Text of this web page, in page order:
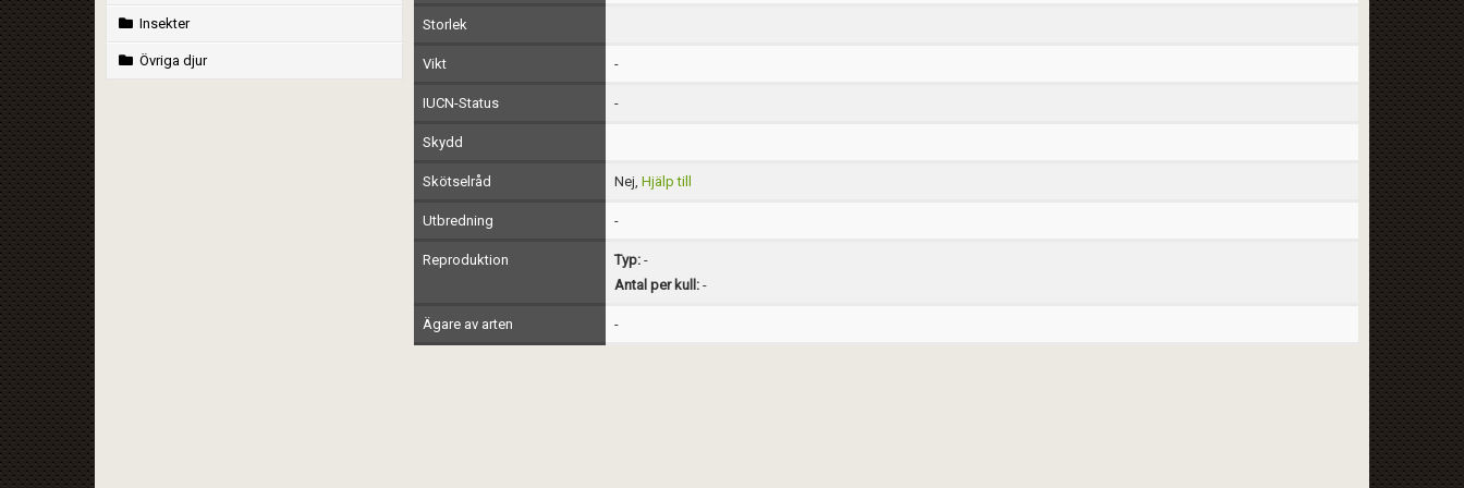
Insekter
Övriga djur
Storlek
Vikt -
IUCN-Status -
Skydd
Skötselråd Nej, Hjälp till
Utbredning -
Reproduktion Typ:-
Antal per kull:-
Ägare av arten -